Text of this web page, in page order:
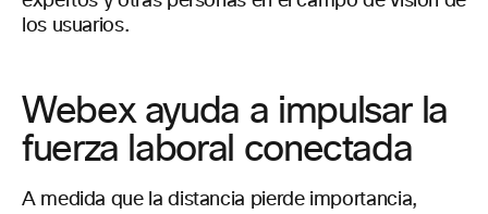
los usuarios.
Webex ayuda a impulsar la
fuerza laboral conectada
A medida que la distancia pierde importancia,